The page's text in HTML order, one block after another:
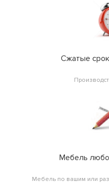
Сжатые
Мебель
Мебель по вашим или